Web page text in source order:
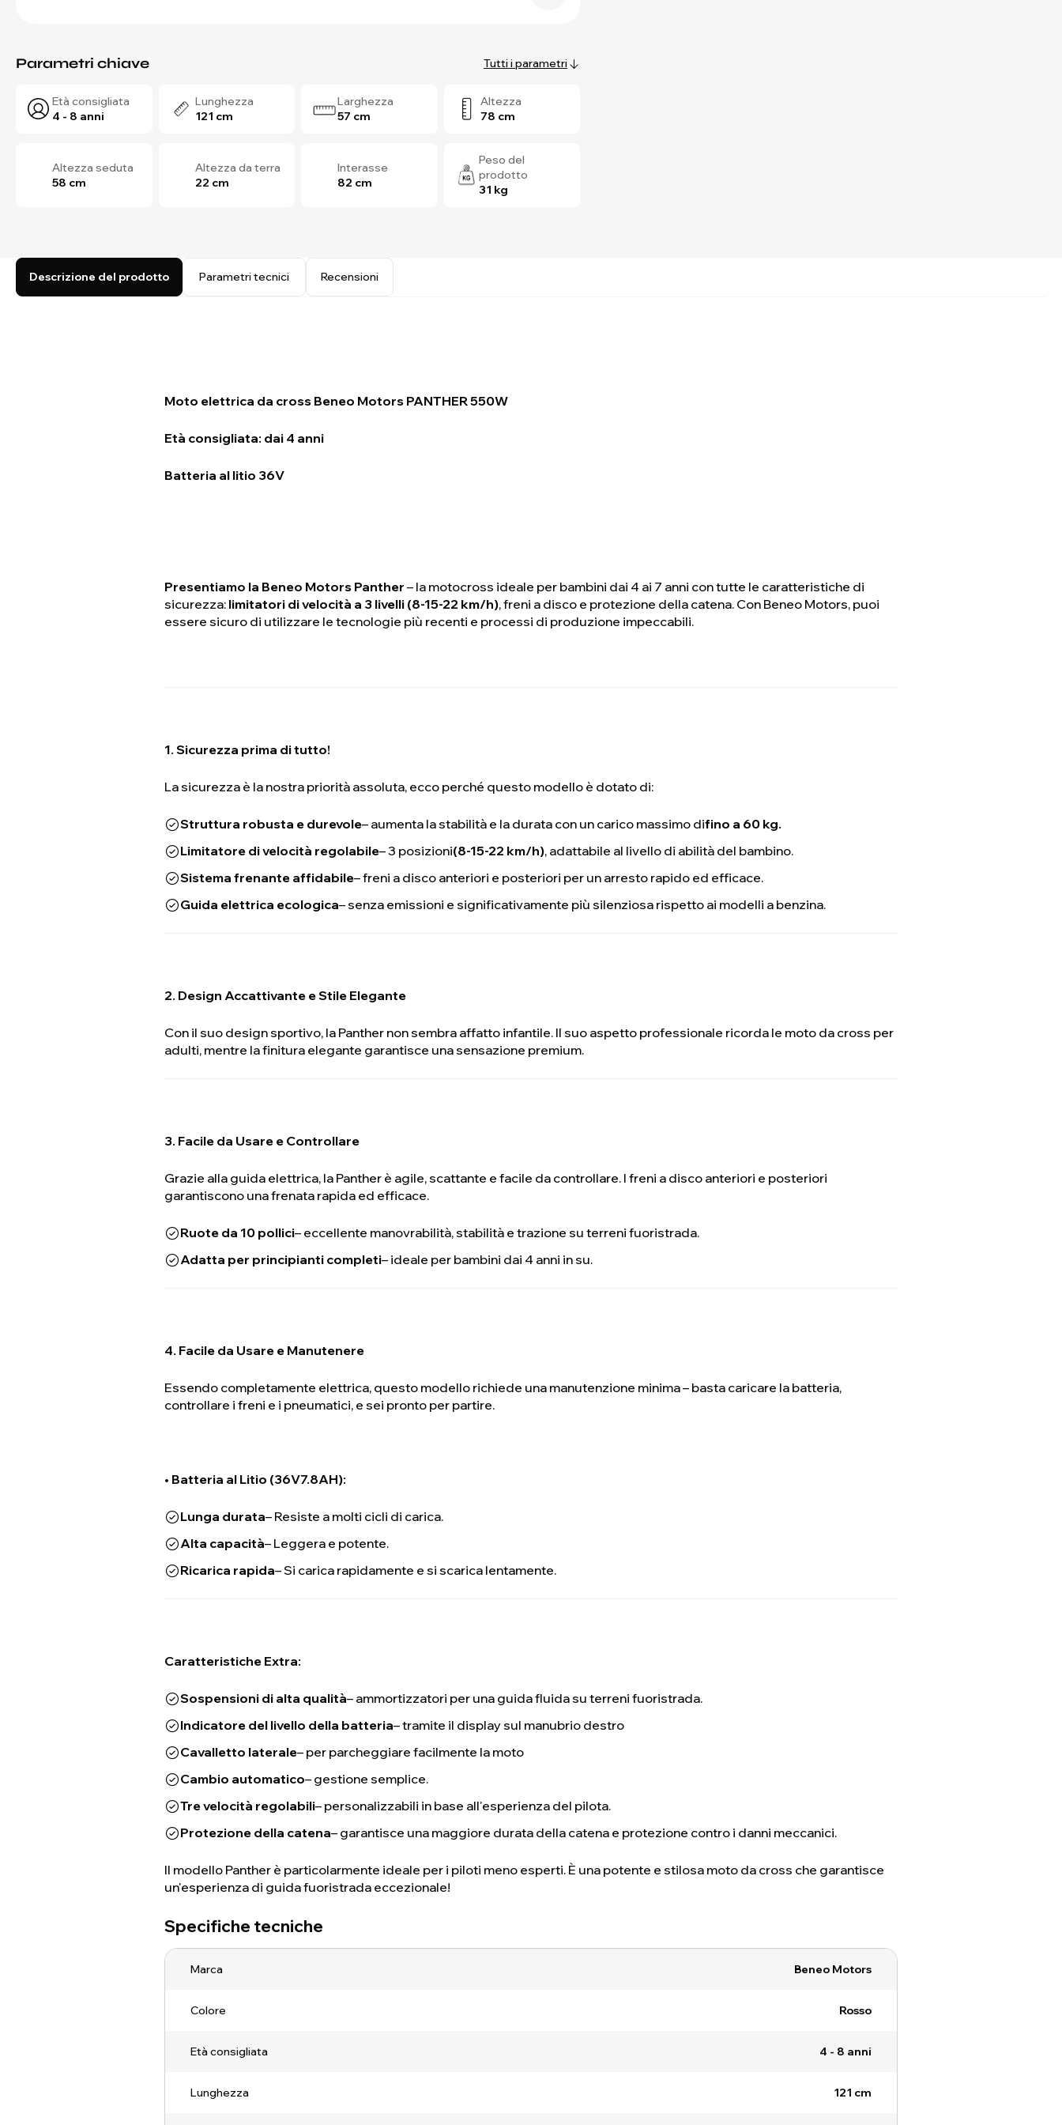
Parametri chiave Tutti i parametri
Età consigliata
4 - 8 anni
Lunghezza
121 cm
Larghezza
57 cm
Altezza
78 cm
Altezza seduta
58 cm
Altezza da terra
22 cm
Interasse
82 cm
Peso del
prodotto
31 kg
Descrizione del prodotto Parametri tecnici Recensioni
Moto elettrica da cross Beneo Motors PANTHER 550W
Età consigliata: dai 4 anni
Batteria al litio 36V
Presentiamo la Beneo Motors Panther – la motocross ideale per bambini dai 4 ai 7 anni con tutte le caratteristiche di
sicurezza: limitatori di velocità a 3 livelli (8-15-22 km/h), freni a disco e protezione della catena. Con Beneo Motors, puoi
essere sicuro di utilizzare le tecnologie più recenti e processi di produzione impeccabili.
1. Sicurezza prima di tutto!
La sicurezza è la nostra priorità assoluta, ecco perché questo modello è dotato di:
Struttura robusta e durevole– aumenta la stabilità e la durata con un carico massimo difino a 60 kg.
Limitatore di velocità regolabile– 3 posizioni(8-15-22 km/h), adattabile al livello di abilità del bambino.
Sistema frenante affidabile– freni a disco anteriori e posteriori per un arresto rapido ed efficace.
Guida elettrica ecologica– senza emissioni e significativamente più silenziosa rispetto ai modelli a benzina.
2. Design Accattivante e Stile Elegante
Con il suo design sportivo, la Panther non sembra affatto infantile. Il suo aspetto professionale ricorda le moto da cross per
adulti, mentre la finitura elegante garantisce una sensazione premium.
3. Facile da Usare e Controllare
Grazie alla guida elettrica, la Panther è agile, scattante e facile da controllare. I freni a disco anteriori e posteriori
garantiscono una frenata rapida ed efficace.
Ruote da 10 pollici– eccellente manovrabilità, stabilità e trazione su terreni fuoristrada.
Adatta per principianti completi– ideale per bambini dai 4 anni in su.
4. Facile da Usare e Manutenere
Essendo completamente elettrica, questo modello richiede una manutenzione minima – basta caricare la batteria,
controllare i freni e i pneumatici, e sei pronto per partire.
• Batteria al Litio (36V7.8AH):
Lunga durata– Resiste a molti cicli di carica.
Alta capacità– Leggera e potente.
Ricarica rapida– Si carica rapidamente e si scarica lentamente.
Caratteristiche Extra:
Sospensioni di alta qualità– ammortizzatori per una guida fluida su terreni fuoristrada.
Indicatore del livello della batteria– tramite il display sul manubrio destro
Cavalletto laterale– per parcheggiare facilmente la moto
Cambio automatico– gestione semplice.
Tre velocità regolabili– personalizzabili in base all'esperienza del pilota.
Protezione della catena– garantisce una maggiore durata della catena e protezione contro i danni meccanici.
Il modello Panther è particolarmente ideale per i piloti meno esperti. È una potente e stilosa moto da cross che garantisce
un'esperienza di guida fuoristrada eccezionale!
Specifiche tecniche
Marca Beneo Motors
Colore Rosso
Età consigliata 4 - 8 anni
Lunghezza 121 cm